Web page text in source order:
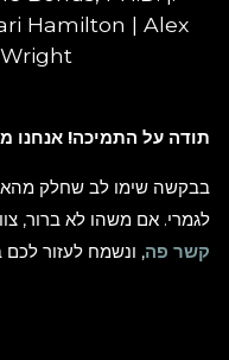
Hamilton | Alex
תודה על התמיכה! אנחנו
בבקשה שימו לב שחלק
לגמרי. אם משהו לא ברור,
קשר פה, ונשמח לעזור